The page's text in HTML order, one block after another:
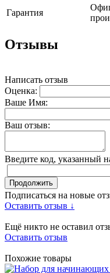
Гарантия
Отзывы
Написать отзыв
Оценка:
Ваше Имя:
Ваш отзыв:
Введите код, указанный
Продолжить
Подписаться на новые
Оставить отзыв ↓
Ещё никто не оставил
Оставить отзыв
Похожие товары